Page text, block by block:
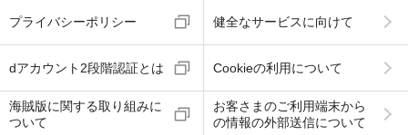
プライバシーポリシー 健全なサービスに向けて
dアカウント2段階認証とは Cookieの利用について
海賊版に関する取り組みに
ついて
お客さまのご利用端末から
の情報の外部送信について